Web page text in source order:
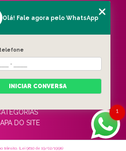
SIGA-NOS!
MENU
HOME
SOMOS
SERVIÇOS
BLOG
CATEGORIAS
MAPA DO SITE
trânsito. (Lei 9610 de 19/02/1998)
1
Olá! Fale agora pelo WhatsApp
INICIAR CONVERSA